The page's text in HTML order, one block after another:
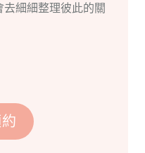
細細整理彼此的關